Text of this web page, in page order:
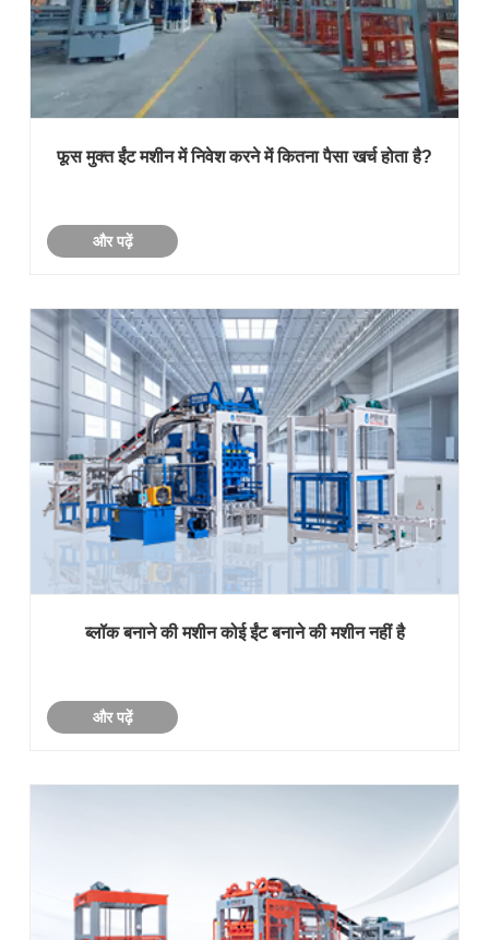
फूस मुक्त ईंट मशीन में निवेश करने में कितना पैसा खर्च होता है?
और पढ़ें
ब्लॉक बनाने की मशीन कोई ईंट बनाने की मशीन नहीं है
और पढ़ें